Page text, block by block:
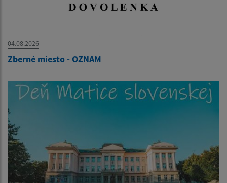
04.08.2026
Zberné miesto - OZNAM